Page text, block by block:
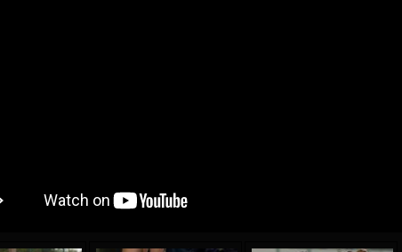
15 June
Jair Ameth MODELO